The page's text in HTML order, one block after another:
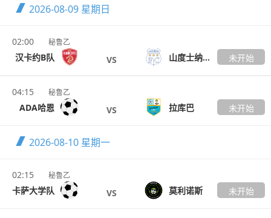
2026-08-09 星期日
02:00 秘鲁乙
汉卡约B队 VS 山度士纳斯卡 未开始
04:15 秘鲁乙
ADA哈恩 VS 拉库巴 未开始
2026-08-10 星期一
02:15 秘鲁乙
卡萨大学队 VS 莫利诺斯 未开始